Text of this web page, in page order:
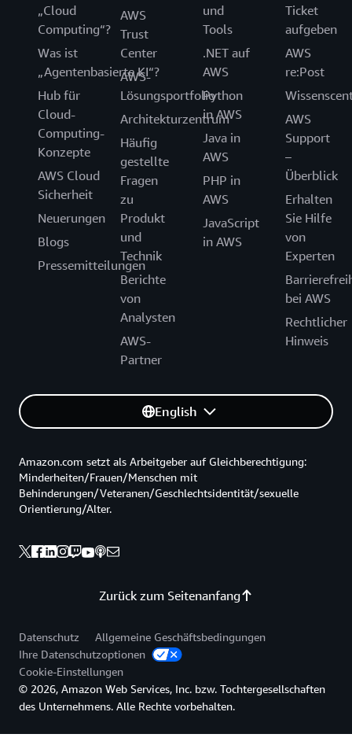
„Cloud
Computing“?
Was ist
„Agentenbasierte KI“?
Hub für
Cloud-
Computing-
Konzepte
AWS Cloud
Sicherheit
Neuerungen
Blogs
Pressemitteilungen
AWS
Trust
Center
AWS-
Lösungsportfolio
Architekturzentrum
Häufig
gestellte
Fragen
zu
Produkt
und
Technik
Berichte
von
Analysten
AWS-
Partner
und
Tools
.NET auf
AWS
Python
in AWS
Java in
AWS
PHP in
AWS
JavaScript
in AWS
Ticket
aufgeben
AWS
re:Post
AWS
Support
–
Überblick
Erhalten
Sie Hilfe
von
Experten
bei AWS
Rechtlicher
Hinweis
English
Zurück zum Seitenanfang
Amazon.com setzt als Arbeitgeber auf Gleichberechtigung:
Minderheiten/Frauen/Menschen mit
Behinderungen/Veteranen/Geschlechtsidentität/sexuelle
Orientierung/Alter.
Datenschutz
Allgemeine Geschäftsbedingungen
Ihre Datenschutzoptionen
Cookie-Einstellungen
© 2026, Amazon Web Services, Inc. bzw. Tochtergesellschaften
des Unternehmens. Alle Rechte vorbehalten.